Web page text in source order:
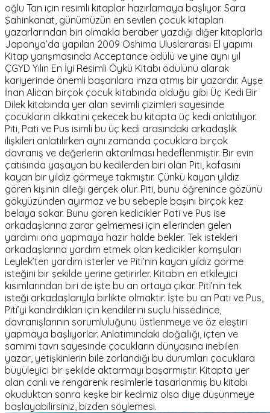
oğlu Tan için resimli kitaplar hazırlamaya başlıyor. Sara
Şahinkanat, günümüzün en sevilen çocuk kitapları
yazarlarından biri olmakla beraber yazdığı diğer kitaplarla
Japonya’da yapılan 2009 Oshima Uluslararası El yapımı
Kitap yarışmasında Acceptance ödülü ve yine aynı yıl
ÇGYD Yılın En İyi Resimli Öykü Kitabı ödülünü alarak
kariyerinde önemli başarılara imza atmış bir yazardır. Ayşe
İnan Alican birçok çocuk kitabında olduğu gibi Üç Kedi Bir
Dilek kitabında yer alan sevimli çizimleri sayesinde
çocukların dikkatini çekecek bu kitapta üç kedi anlatılıyor.
Piti, Pati ve Pus isimli bu üç kedi arasındaki arkadaşlık
ilişkileri anlatılırken aynı zamanda çocuklara birçok
davranış ve değerlerin aktarılması hedeflenmiştir. Bir evin
çatısında yaşayan bu kedilerden biri olan Piti, kafasını
kayan bir yıldız görmeye takmıştır. Çünkü kayan yıldız
gören kişinin dileği gerçek olur. Piti, bunu öğrenince gözünü
gökyüzünden ayırmaz ve bu sebeple başını birçok kez
belaya sokar. Bunu gören kedicikler Pati ve Pus ise
arkadaşlarına zarar gelmemesi için ellerinden gelen
yardımı ona yapmaya hazır halde bekler. Tek istekleri
arkadaşlarına yardım etmek olan kedicikler komşuları
Leylek’ten yardım isterler ve Piti’nin kayan yıldız görme
isteğini bir şekilde yerine getirirler. Kitabın en etkileyici
kısımlarından biri de işte bu an ortaya çıkar. Piti’nin tek
isteği arkadaşlarıyla birlikte olmaktır. İşte bu an Pati ve Pus,
Piti’yi kandırdıkları için kendilerini suçlu hissedince,
davranışlarının sorumluluğunu üstlenmeye ve öz eleştiri
yapmaya başlıyorlar. Anlatımındaki doğallığı, içten ve
samimi tavrı sayesinde çocukların dünyasına inebilen
yazar, yetişkinlerin bile zorlandığı bu durumları çocuklara
büyüleyici bir şekilde aktarmayı başarmıştır. Kitapta yer
alan canlı ve rengarenk resimlerle tasarlanmış bu kitabı
okuduktan sonra keşke bir kedimiz olsa diye düşünmeye
başlayabilirsiniz, bizden söylemesi.